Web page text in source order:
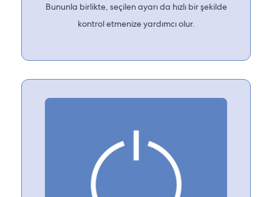
Bununla birlikte, seçilen ayarı da hızlı bir şekilde
kontrol etmenize yardımcı olur.